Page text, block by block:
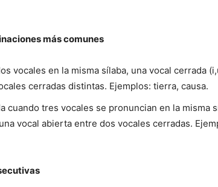
más comunes
vocales en la misma sílaba, una vocal cerrada
cerradas distintas. Ejemplos: tierra, causa.
cuando tres vocales se pronuncian en la misma
vocal abierta entre dos vocales cerradas.